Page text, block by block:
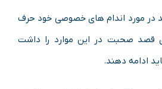
در مورد اندام های خصوصی خود حرف
قصد صحبت در این موارد را داشت
ادامه دهند.